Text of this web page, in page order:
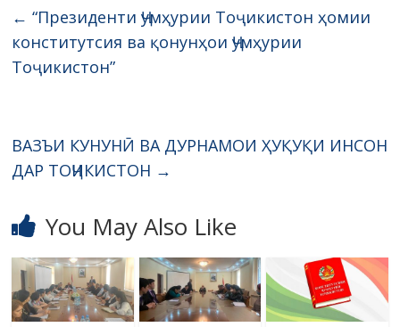
← “Президенти Ҷумҳурии Тоҷикистон ҳомии
конститутсия ва қонунҳои Ҷумҳурии
Тоҷикистон”
ВАЗЪИ КУНУНӢ ВА ДУРНАМОИ ҲУҚУҚИ ИНСОН
ДАР ТОҶИКИСТОН →
You May Also Like